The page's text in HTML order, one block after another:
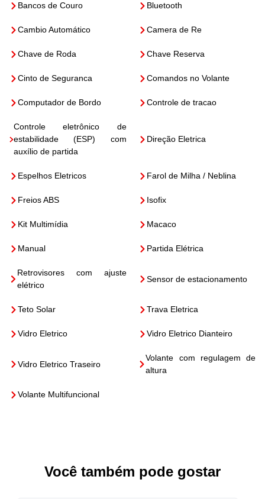
Bancos de Couro Bluetooth
Cambio Automático Camera de Re
Chave de Roda Chave Reserva
Cinto de Seguranca Comandos no Volante
Computador de Bordo Controle de tracao
Controle eletrônico de
estabilidade (ESP) com
auxílio de partida
Direção Eletrica
Espelhos Eletricos Farol de Milha / Neblina
Freios ABS Isofix
Kit Multimídia Macaco
Manual Partida Elétrica
Retrovisores com ajuste
elétrico
Sensor de estacionamento
Teto Solar Trava Eletrica
Vidro Eletrico Vidro Eletrico Dianteiro
Vidro Eletrico Traseiro
Volante com regulagem de
altura
Volante Multifuncional
Você também pode gostar